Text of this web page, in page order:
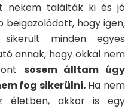
nekem találták ki és jó
beigazolódott, hogy igen,
minden egyes
annak, hogy okkal nem
sosem álltam úgy
fog sikerülni.Ha nem
életben, akkor is egy